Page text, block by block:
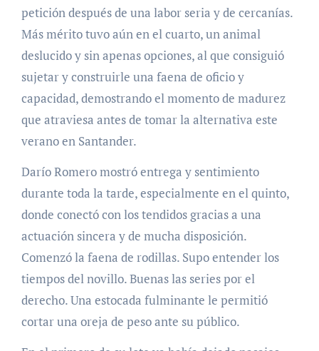
petición después de una labor seria y de cercanías.
Más mérito tuvo aún en el cuarto, un animal
deslucido y sin apenas opciones, al que consiguió
sujetar y construirle una faena de oficio y
capacidad, demostrando el momento de madurez
que atraviesa antes de tomar la alternativa este
verano en Santander.
Darío Romero mostró entrega y sentimiento
durante toda la tarde, especialmente en el quinto,
donde conectó con los tendidos gracias a una
actuación sincera y de mucha disposición.
Comenzó la faena de rodillas. Supo entender los
tiempos del novillo. Buenas las series por el
derecho. Una estocada fulminante le permitió
cortar una oreja de peso ante su público.